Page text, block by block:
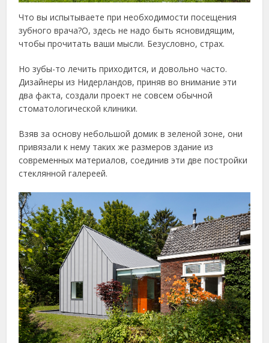
Что вы испытываете при необходимости посещения
зубного врача?О, здесь не надо быть ясновидящим,
чтобы прочитать ваши мысли. Безусловно, страх.
Но зубы-то лечить приходится, и довольно часто.
Дизайнеры из Нидерландов, приняв во внимание эти
два факта, создали проект не совсем обычной
стоматологической клиники.
Взяв за основу небольшой домик в зеленой зоне, они
привязали к нему таких же размеров здание из
современных материалов, соединив эти две постройки
стеклянной галереей.